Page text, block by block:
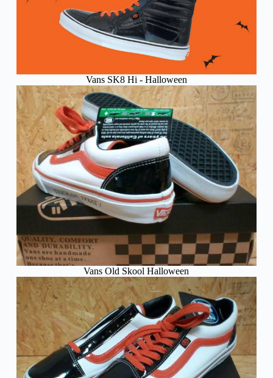
Vans SK8 Hi - Halloween
Vans Old Skool Halloween